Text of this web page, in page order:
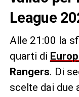
League
Alle 21:00 la
quarti di
Rangers. Di
scelte dai due